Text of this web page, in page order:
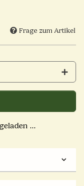
Frage zum Artikel
...